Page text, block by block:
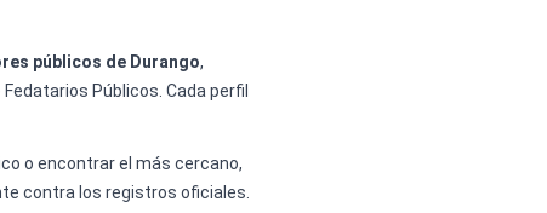
públicos de Durango,
Públicos. Cada perfil
o encontrar el más cercano,
contra los registros oficiales.